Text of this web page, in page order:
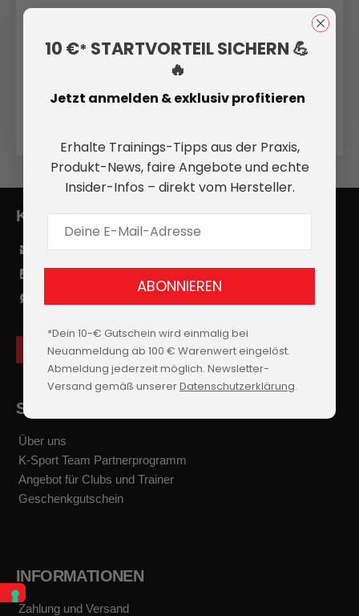
Ein Konto zu erstellen hat viele Vorteile: schneller zur
Kasse gehen, mehr als eine Adresse speichern,
Bestellungen verfolgen und mehr.
EIN KONTO ERSTELLEN
KONTAKT
info@k-sport-de.de
o
k
i
n
s
t
r
m
y
o
u
t
e
t
i
k
t
SERVICE
Über uns
K-Sport Team Partnerprogramm
Angebot für Clubs und Trainer
Geschenkgutschein
INFORMATIONEN
Zahlung und Versand
10 €* STARTVORTEIL SICHERN 💪
🔥
Jetzt anmelden & exklusiv profitieren
Erhalte Trainings-Tipps aus der Praxis,
Produkt-News, faire Angebote und echte
Insider-Infos – direkt vom Hersteller.
E-Mail Adresse
ABONNIEREN
*Dein 10-€ Gutschein wird einmalig bei
Neuanmeldung ab 100 € Warenwert eingelöst.
Abmeldung jederzeit möglich. Newsletter-
Versand gemäß unsererDatenschutzerklärung.